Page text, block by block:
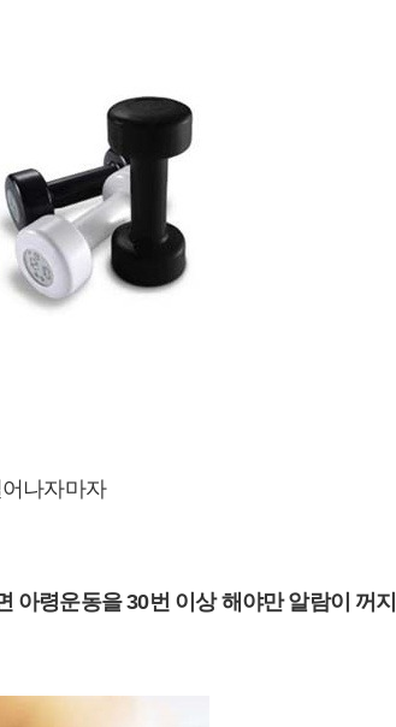
나자마자
아령운동을 30번 이상 해야만 알람이 꺼지